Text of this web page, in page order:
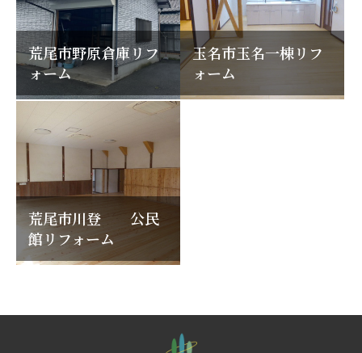
荒尾市野原倉庫リフ
ォーム
玉名市玉名一棟リフ
ォーム
荒尾市川登 公民
館リフォーム